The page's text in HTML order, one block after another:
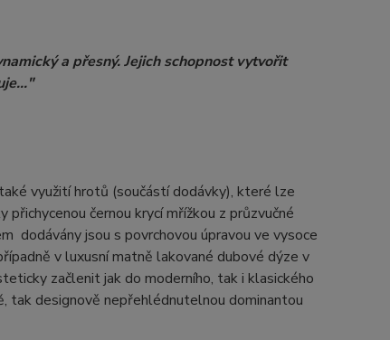
a přesný. Jejich schopnost vytvořit
využití hrotů (součástí dodávky), které lze
černou krycí mřížkou z průzvučné
dodávány jsou s povrchovou úpravou ve vysoce
v luxusní matně lakované dubové dýze v
začlenit jak do moderního, tak i klasického
tak designově nepřehlédnutelnou dominantou